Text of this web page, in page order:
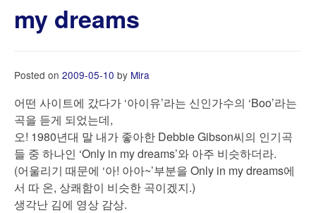
my dreams
Posted on 2009-05-10 by Mira
어떤 사이트에 갔다가 ‘아이유’라는 신인가수의 ‘Boo’라는
곡을 듣게 되었는데,
오! 1980년대 말 내가 좋아한 Debbie Gibson씨의 인기곡
들 중 하나인 ‘Only in my dreams’와 아주 비슷하더라.
(어울리기 때문에 ‘아! 아아~’부분을 Only in my dreams에
서 따 온, 상쾌함이 비슷한 곡이겠지.)
생각난 김에 영상 감상.